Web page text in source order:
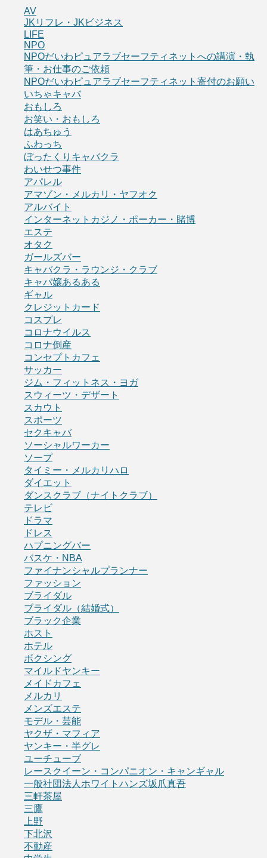
AV
JKリフレ・JKビジネス
LIFE
NPO
NPOだいわピュアラブセーフティネットへの講演・執
筆・お仕事のご依頼
NPOだいわピュアラブセーフティネット寄付のお願い
いちゃキャバ
おもしろ
お笑い・おもしろ
はあちゅう
ふわっち
ぼったくりキャバクラ
わいせつ事件
アパレル
アマゾン・メルカリ・ヤフオク
アルバイト
インターネットカジノ・ポーカー・賭博
エステ
オタク
ガールズバー
キャバクラ・ラウンジ・クラブ
キャバ嬢あるある
ギャル
クレジットカード
コスプレ
コロナウイルス
コロナ倒産
コンセプトカフェ
サッカー
ジム・フィットネス・ヨガ
スウィーツ・デザート
スカウト
スポーツ
セクキャバ
ソーシャルワーカー
ソープ
タイミー・メルカリハロ
ダイエット
ダンスクラブ（ナイトクラブ）
テレビ
ドラマ
ドレス
ハプニングバー
バスケ・NBA
ファイナンシャルプランナー
ファッション
ブライダル
ブライダル（結婚式）
ブラック企業
ホスト
ホテル
ボクシング
マイルドヤンキー
メイドカフェ
メルカリ
メンズエステ
モデル・芸能
ヤクザ・マフィア
ヤンキー・半グレ
ユーチューブ
レースクイーン・コンパニオン・キャンギャル
一般社団法人ホワイトハンズ坂爪真吾
三軒茶屋
三鷹
上野
下北沢
不動産